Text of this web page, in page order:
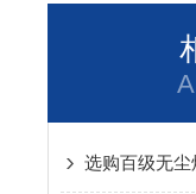
选购百级无